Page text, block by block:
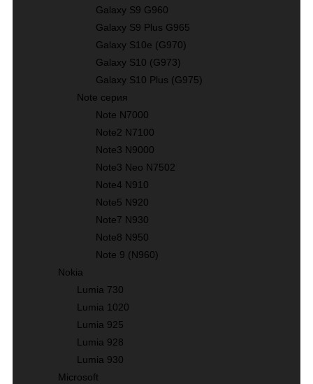
Galaxy S9 G960
Galaxy S9 Plus G965
Galaxy S10е (G970)
Galaxy S10 (G973)
Galaxy S10 Plus (G975)
Note серия
Note N7000
Note2 N7100
Note3 N9000
Note3 Neo N7502
Note4 N910
Note5 N920
Note7 N930
Note8 N950
Note 9 (N960)
Nokia
Lumia 730
Lumia 1020
Lumia 925
Lumia 928
Lumia 930
Microsoft